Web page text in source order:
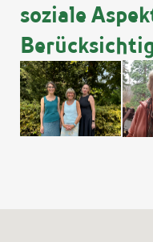
soziale